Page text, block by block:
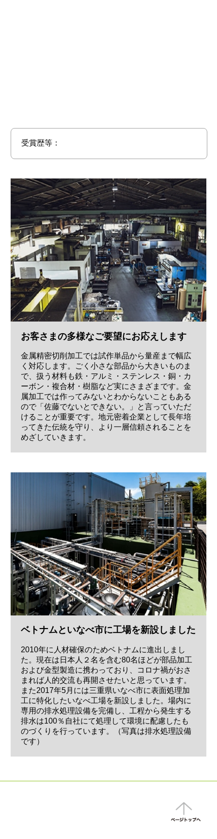
受賞歴等：
お客さまの多様なご要望にお応えします
金属精密切削加工では試作単品から量産まで幅広
く対応します。ごく小さな部品から大きいものま
で、扱う材料も鉄・アルミ・ステンレス・銅・カ
ーボン・複合材・樹脂など実にさまざまです。金
属加工では作ってみないとわからないこともある
ので「佐藤でないとできない。」と言っていただ
けることが重要です。地元密着企業として長年培
ってきた伝統を守り、より一層信頼されることを
めざしていきます。
ベトナムといなべ市に工場を新設しました
2010年に人材確保のためベトナムに進出しまし
た。現在は日本人２名を含む80名ほどが部品加工
および金型製造に携わっており、コロナ禍がおさ
まれば人的交流も再開させたいと思っています。
また2017年5月には三重県いなべ市に表面処理加
工に特化したいなべ工場を新設しました。場内に
専用の排水処理設備を完備し、工程から発生する
排水は100％自社にて処理して環境に配慮したも
のづくりを行っています。（写真は排水処理設備
です）